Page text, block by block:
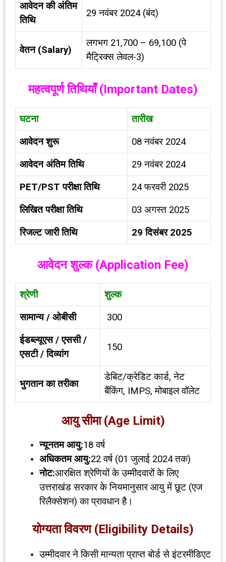
आवेदन की अंतिम
तिथि
29 नवंबर 2024 (बंद)
वेतन (Salary)
लगभग ₹21,700 – ₹69,100 (पे
मैट्रिक्स लेवल-3)
महत्वपूर्ण तिथियाँ (Important Dates)
घटना तारीख
आवेदन शुरू 08 नवंबर 2024
आवेदन अंतिम तिथि 29 नवंबर 2024
PET/PSTपरीक्षा तिथि 24 फरवरी 2025
लिखित परीक्षा तिथि 03 अगस्त 2025
रिजल्ट जारी तिथि 29दिसंबर2025
आवेदन शुल्क (Application Fee)
श्रेणी शुल्क
सामान्य / ओबीसी ₹ 300
ईडब्ल्यूएस / एससी /
एसटी / दिव्यांग
₹ 150
भुगतान का तरीका
डेबिट/क्रेडिट कार्ड, नेट
बैंकिंग, IMPS, मोबाइल वॉलेट
आयु सीमा (Age Limit)
न्यूनतम आयु:18 वर्ष
अधिकतम आयु:22 वर्ष (01 जुलाई 2024 तक)
नोट:आरक्षित श्रेणियों के उम्मीदवारों के लिए
उत्तराखंड सरकार के नियमानुसार आयु में छूट (एज
रिलैक्सेशन) का प्रावधान है।
योग्यता विवरण (Eligibility Details)
उम्मीदवार ने किसी मान्यता प्राप्त बोर्ड से इंटरमीडिएट